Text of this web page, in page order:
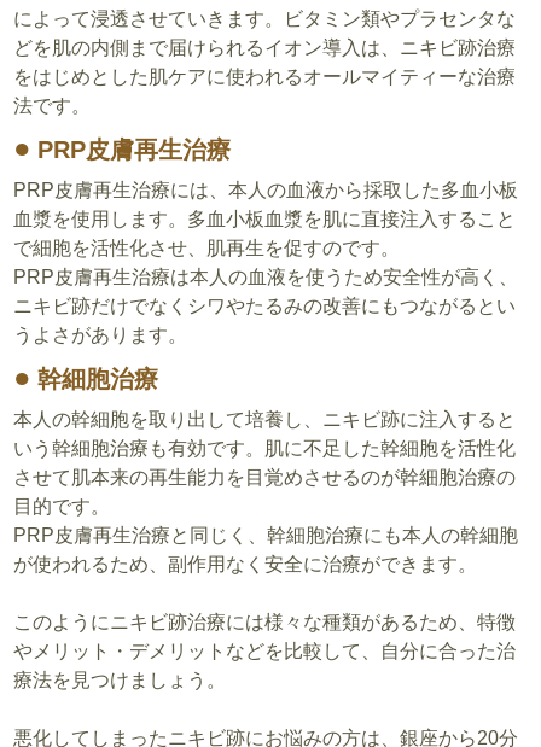
によって浸透させていきます。ビタミン類やプラセンタな
どを肌の内側まで届けられるイオン導入は、ニキビ跡治療
をはじめとした肌ケアに使われるオールマイティーな治療
法です。
PRP皮膚再生治療
PRP皮膚再生治療には、本人の血液から採取した多血小板
血漿を使用します。多血小板血漿を肌に直接注入すること
で細胞を活性化させ、肌再生を促すのです。
PRP皮膚再生治療は本人の血液を使うため安全性が高く、
ニキビ跡だけでなくシワやたるみの改善にもつながるとい
うよさがあります。
幹細胞治療
本人の幹細胞を取り出して培養し、ニキビ跡に注入すると
いう幹細胞治療も有効です。肌に不足した幹細胞を活性化
させて肌本来の再生能力を目覚めさせるのが幹細胞治療の
目的です。
PRP皮膚再生治療と同じく、幹細胞治療にも本人の幹細胞
が使われるため、副作用なく安全に治療ができます。
このようにニキビ跡治療には様々な種類があるため、特徴
やメリット・デメリットなどを比較して、自分に合った治
療法を見つけましょう。
悪化してしまったニキビ跡にお悩みの方は、銀座から20分